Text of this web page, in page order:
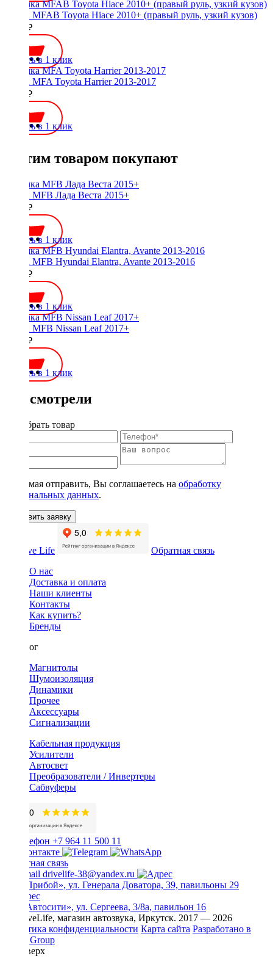
Рамка MFAB Toyota Hiace 2010+ (правый руль, узкий кузов)
2000 ₽
Купить в 1 клик
Рамка MFA Toyota Harrier 2013-2017
3700 ₽
Купить в 1 клик
С этим товаром покупают
Рамка MFB Лада Веста 2015+
2200 ₽
Купить в 1 клик
Рамка MFB Hyundai Elantra, Avante 2013-2016
2000 ₽
Купить в 1 клик
Рамка MFB Nissan Leaf 2017+
2800 ₽
Купить в 1 клик
Вы смотрели
Подобрать товар
Нажимая отправить, Вы соглашаетесь на обработку
персональных данных.
Оставить заявку
Обратная связь
О нас
Доставка и оплата
Наши клиенты
Контакты
Как купить?
Бренды
Каталог
Магнитолы
Шумоизоляция
Динамики
Прочее
Аксессуары
Сигнализации
Кабельная продукция
Усилители
Автосвет
Преобразователи / Инвертеры
Сабвуферы
+7 964 11 500 11
Обратная связь
drivelife-38@yandex.ru
ТЦ «Прибой», ул. Генерала Доватора, 39, павильоны 29
ТЦ «Автосити», ул. Сергеева, 3/8а, павильон 16
© DriveLife, магазин автозвука, Иркутск. 2017 — 2026
Политика конфиденциальности Карта сайта Разработано в
Prime Group